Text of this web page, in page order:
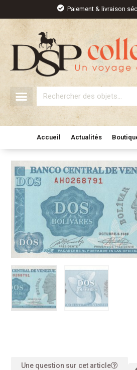
contenu
Paiement & livraison
Rechercher
Accueil Actualités
Une question sur cet article